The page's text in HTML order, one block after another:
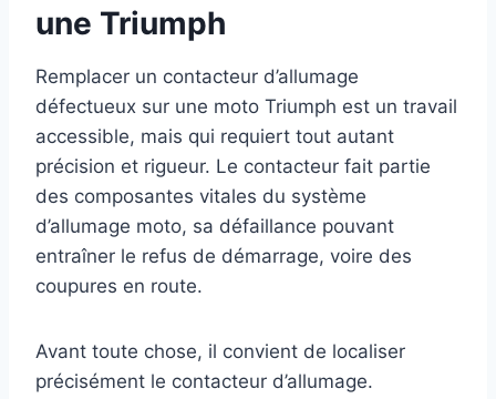
une Triumph
Remplacer un contacteur d’allumage
défectueux sur une moto Triumph est un travail
accessible, mais qui requiert tout autant
précision et rigueur. Le contacteur fait partie
des composantes vitales du système
d’allumage moto, sa défaillance pouvant
entraîner le refus de démarrage, voire des
coupures en route.
Avant toute chose, il convient de localiser
précisément le contacteur d’allumage.